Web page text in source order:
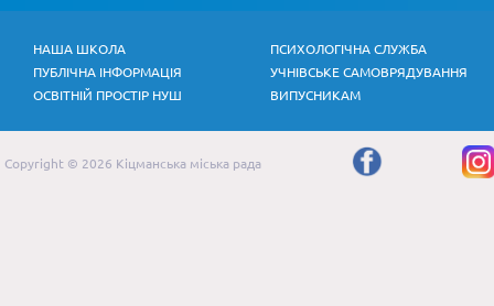
НАША ШКОЛА
ПУБЛІЧНА ІНФОРМАЦІЯ
ОСВІТНІЙ ПРОСТІР НУШ
ПСИХОЛОГІЧНА СЛУЖБА
УЧНІВСЬКЕ САМОВРЯДУВАННЯ
ВИПУСНИКАМ
Copyright © 2026 Кіцманська міська рада